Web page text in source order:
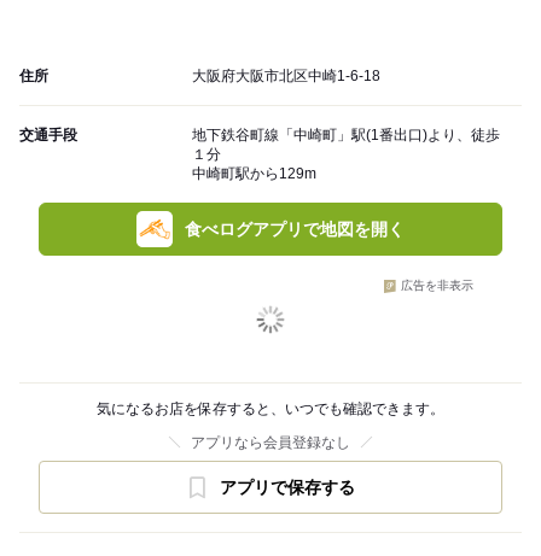
住所 大阪府大阪市北区中崎1-6-18
交通手段
地下鉄谷町線「中崎町」駅(1番出口)より、徒歩
１分
中崎町駅から129m
食べログアプリで地図を開く
広告を非表示
気になるお店を保存すると、いつでも確認できます。
アプリなら会員登録なし
アプリで保存する